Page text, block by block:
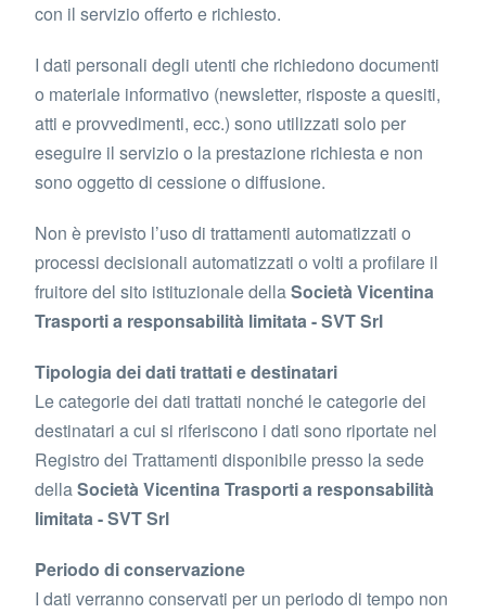
con il servizio offerto e richiesto.
I dati personali degli utenti che richiedono documenti
o materiale informativo (newsletter, risposte a quesiti,
atti e provvedimenti, ecc.) sono utilizzati solo per
eseguire il servizio o la prestazione richiesta e non
sono oggetto di cessione o diffusione.
Non è previsto l’uso di trattamenti automatizzati o
processi decisionali automatizzati o volti a profilare il
fruitore del sito istituzionale dellaSocietà Vicentina
Trasporti a responsabilità limitata - SVT Srl
Tipologia dei dati trattati e destinatari
Le categorie dei dati trattati nonché le categorie dei
destinatari a cui si riferiscono i dati sono riportate nel
Registro dei Trattamenti disponibile presso la sede
dellaSocietà Vicentina Trasporti a responsabilità
limitata - SVT Srl
Periodo di conservazione
I dati verranno conservati per un periodo di tempo non